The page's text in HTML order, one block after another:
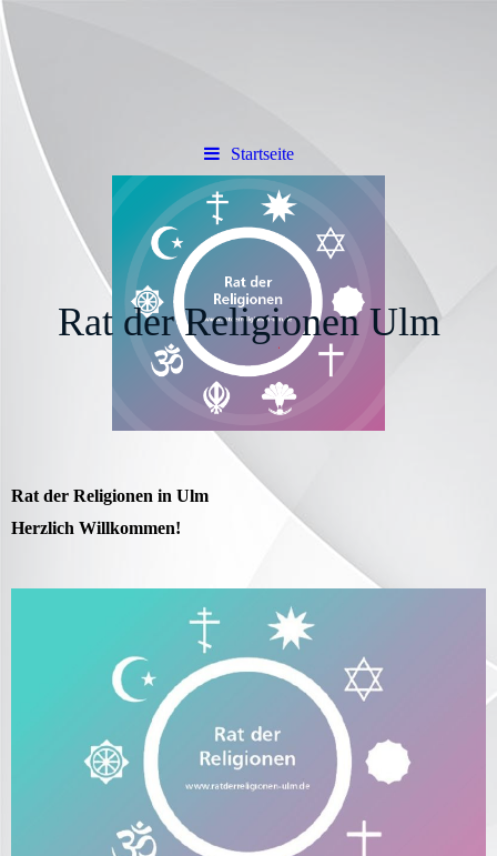
Startseite
Rat der Religionen Ulm
Rat der Religionen in Ulm
Herzlich Willkommen!